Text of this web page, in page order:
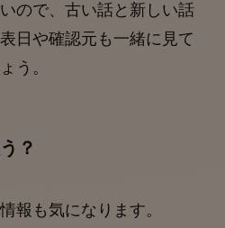
ので、古い話と新しい話
日や確認元も一緒に見て
う。
？
報も気になります。